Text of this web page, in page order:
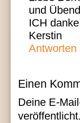
und
ICH
Kerstin
Antworten
Einen
Deine E-
veröffentlicht.